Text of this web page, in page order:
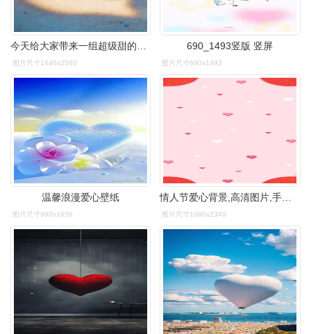
今天给大家带来一组超级甜的爱心壁纸91,每一张都充满了浓浓的爱意
图片尺寸1440x2560
690_1493竖版 竖屏
图片尺寸690x1493
温馨浪漫爱心壁纸
图片尺寸960x1656 图片尺寸1080x2340